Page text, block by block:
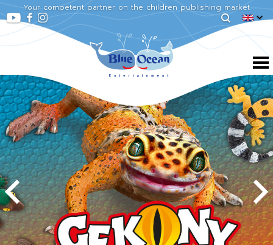
Your competent partner on the children publishing market